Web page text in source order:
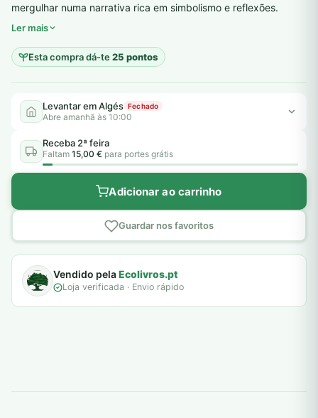
mergulhar numa narrativa rica em simbolismo e reflexões.
Ler mais
Esta compra dá-te25 pontos
Levantar em Algés Fechado
Abre amanhã às 10:00
Receba 2ª feira
Faltam 15,00 € para portes grátis
Adicionar ao carrinho
Guardar nos favoritos
Vendido pelaEcolivros.pt
Loja verificada · Envio rápido